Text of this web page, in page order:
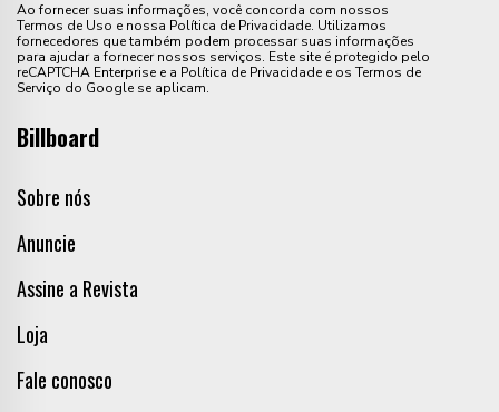
Ao fornecer suas informações, você concorda com nossos
Termos de Uso e nossa Política de Privacidade. Utilizamos
fornecedores que também podem processar suas informações
para ajudar a fornecer nossos serviços. Este site é protegido pelo
reCAPTCHA Enterprise e a Política de Privacidade e os Termos de
Serviço do Google se aplicam.
Billboard
Sobre nós
Anuncie
Assine a Revista
Loja
Fale conosco